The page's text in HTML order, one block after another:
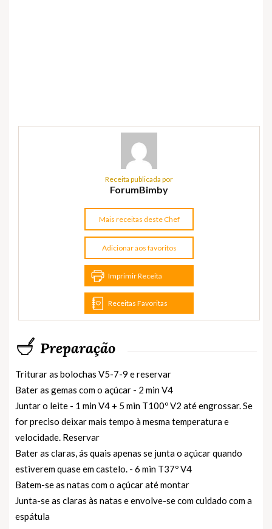
Receita publicada por
ForumBimby
Mais receitas deste Chef
Adicionar aos favoritos
Imprimir Receita
Receitas Favoritas
Preparação
Triturar as bolochas V5-7-9 e reservar
Bater as gemas com o açúcar - 2 min V4
Juntar o leite - 1 min V4 + 5 min T100º V2 até engrossar. Se
for preciso deixar mais tempo à mesma temperatura e
velocidade. Reservar
Bater as claras, ás quais apenas se junta o açúcar quando
estiverem quase em castelo. - 6 min T37º V4
Batem-se as natas com o açúcar até montar
Junta-se as claras às natas e envolve-se com cuidado com a
espátula